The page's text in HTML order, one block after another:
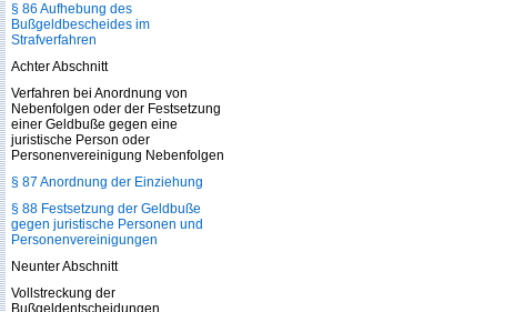
§ 86 Aufhebung des
Bußgeldbescheides im
Strafverfahren
Achter Abschnitt
Verfahren bei Anordnung von
Nebenfolgen oder der Festsetzung
einer Geldbuße gegen eine
juristische Person oder
Personenvereinigung Nebenfolgen
§ 87 Anordnung der Einziehung
§ 88 Festsetzung der Geldbuße
gegen juristische Personen und
Personenvereinigungen
Neunter Abschnitt
Vollstreckung der
Bußgeldentscheidungen